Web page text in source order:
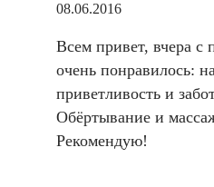
08.06.2016
Всем привет, вчера с
очень понравилось:
приветливость и
Обёртывание и
Рекомендую!